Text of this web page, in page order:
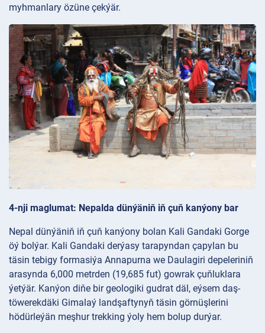
myhmanlary özüne çekýär.
4-nji maglumat: Nepalda dünýäniň iň çuň kanýony bar
Nepal dünýäniň iň çuň kanýony bolan Kali Gandaki Gorge
öý bolýar. Kali Gandaki derýasy tarapyndan çapylan bu
täsin tebigy formasiýa Annapurna we Daulagiri depeleriniň
arasynda 6,000 metrden (19,685 fut) gowrak çuňluklara
ýetýär. Kanýon diňe bir geologiki gudrat däl, eýsem daş-
töwerekdäki Gimalaý landşaftynyň täsin görnüşlerini
hödürleýän meşhur trekking ýoly hem bolup durýar.